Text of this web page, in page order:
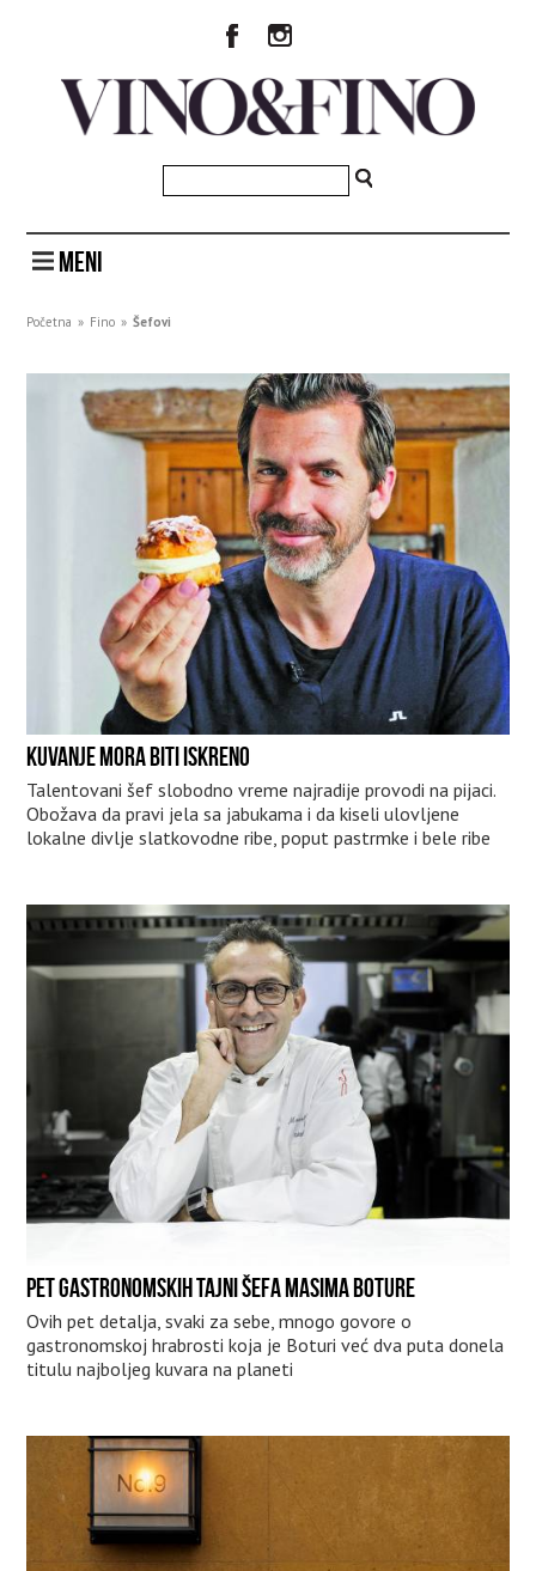
MENI
Početna » Fino » Šefovi
KUVANJE MORA BITI ISKRENO
Talentovani šef slobodno vreme najradije provodi na pijaci.
Obožava da pravi jela sa jabukama i da kiseli ulovljene
lokalne divlje slatkovodne ribe, poput pastrmke i bele ribe
PET GASTRONOMSKIH TAJNI ŠEFA MASIMA BOTURE
Ovih pet detalja, svaki za sebe, mnogo govore o
gastronomskoj hrabrosti koja je Boturi već dva puta donela
titulu najboljeg kuvara na planeti